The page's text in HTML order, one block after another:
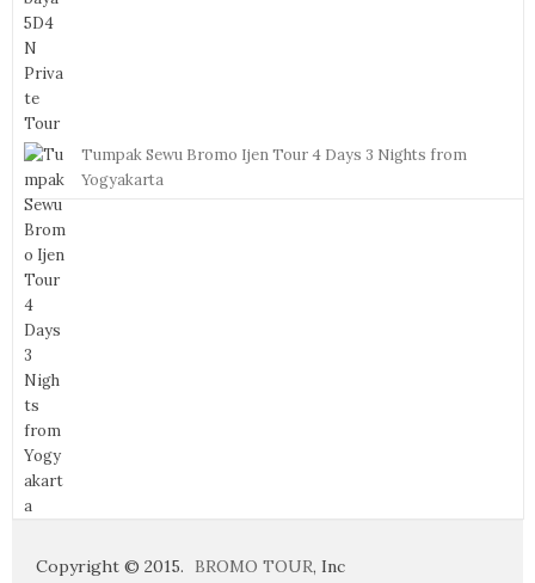
Tumpak Sewu Bromo Ijen Tour 4 Days 3 Nights from
Yogyakarta
Copyright © 2015. BROMO TOUR, Inc